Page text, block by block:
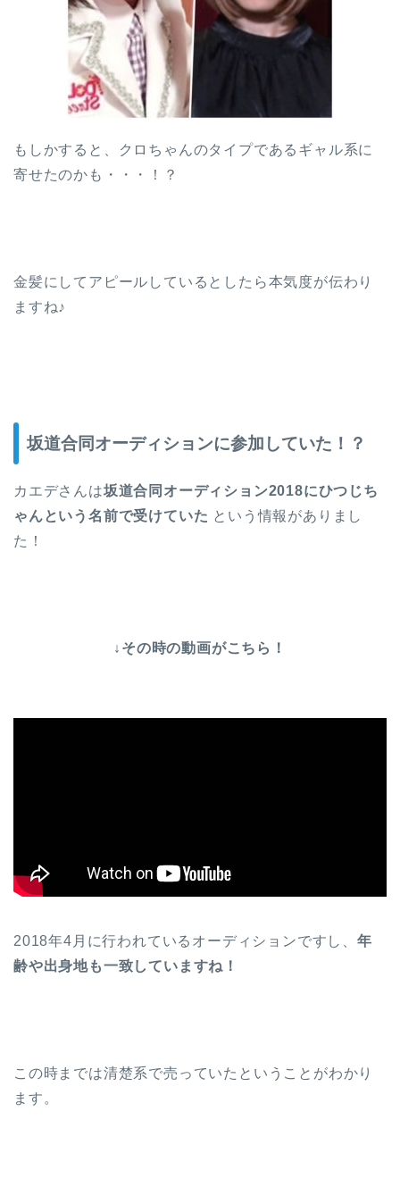
もしかすると、クロちゃんのタイプであるギャル系に
寄せたのかも・・・！？
金髪にしてアピールしているとしたら本気度が伝わり
ますね♪
坂道合同オーディションに参加していた！？
カエデさんは坂道合同オーディション2018にひつじち
ゃんという名前で受けていた という情報がありまし
た！
↓その時の動画がこちら！
2018年4月に行われているオーディションですし、 年
齢や出身地も一致していますね！
この時までは清楚系で売っていたということがわかり
ます。